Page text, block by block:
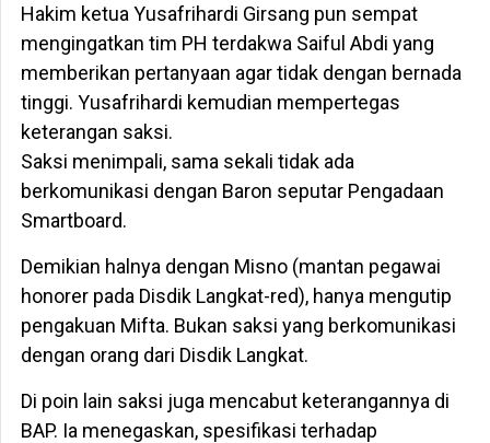
Hakim ketua Yusafrihardi Girsang pun sempat
mengingatkan tim PH terdakwa Saiful Abdi yang
memberikan pertanyaan agar tidak dengan bernada
tinggi. Yusafrihardi kemudian mempertegas
keterangan saksi.
Saksi menimpali, sama sekali tidak ada
berkomunikasi dengan Baron seputar Pengadaan
Smartboard.
Demikian halnya dengan Misno (mantan pegawai
honorer pada Disdik Langkat-red), hanya mengutip
pengakuan Mifta. Bukan saksi yang berkomunikasi
dengan orang dari Disdik Langkat.
Di poin lain saksi juga mencabut keterangannya di
BAP. Ia menegaskan, spesifikasi terhadap